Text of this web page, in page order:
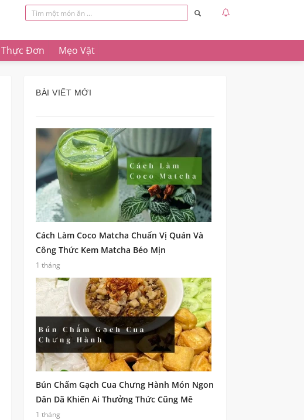
Thực Đơn Mẹo Vặt
BÀI VIẾT MỚI
Cách Làm Coco Matcha Chuẩn Vị Quán Và
Công Thức Kem Matcha Béo Mịn
1 tháng
Bún Chấm Gạch Cua Chưng Hành Món Ngon
Dân Dã Khiến Ai Thưởng Thức Cũng Mê
1 tháng